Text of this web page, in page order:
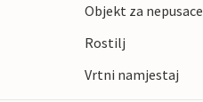
Objekt za nepusace
Rostilj
Vrtni namjestaj